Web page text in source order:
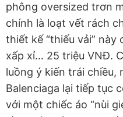
phông oversized trơn
chính là loạt vết rách
thiết kế “thiếu vải” này
xấp xỉ… 25 triệu VNĐ.
luồng ý kiến trái chiều,
Balenciaga lại tiếp tục
với một chiếc áo “nùi